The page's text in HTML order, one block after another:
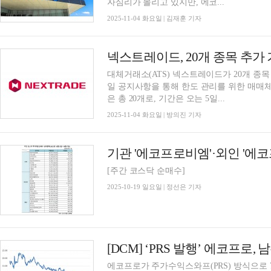
자심리가 몰리고 있지만, 에코...
2025-11-04 화요일 | 김재훈 기자
넥스트레이드, 20개 종목 추
대체거래소(ATS) 넥스트레이드가 20개 종
일 공지사항을 통해 한도 관리를 위한 매매
은 총 20개로, 기간은 오는 5일...
2025-11-04 화요일 | 방의진 기자
[주간 코스닥 순매수]
2025-10-19 일요일 | 정선은 기자
[DCM] ‘PRS 발행’ 에코프로,
에코프로가 주가수익스와프(PRS) 방식으